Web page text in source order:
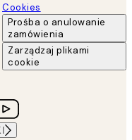
Cookies
Prośba o anulowanie
zamówienia
Zarządzaj plikami
cookie